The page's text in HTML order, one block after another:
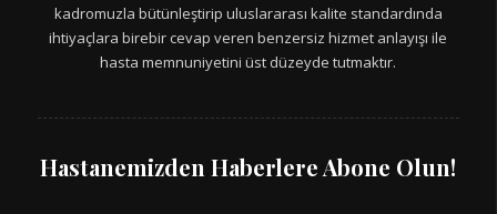
kadromuzla bütünleştirip uluslararası kalite standardında
ihtiyaçlara birebir cevap veren benzersiz hizmet anlayışı ile
hasta memnuniyetini üst düzeyde tutmaktır.
Hastanemizden Haberlere Abone Olun!